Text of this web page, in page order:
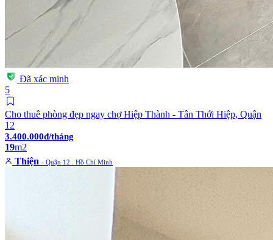
Đã xác minh
5
Cho thuê phòng đẹp ngay chợ Hiệp Thành - Tân Thới Hiệp, Quận
12
3.400.000đ/tháng
19m2
Thiện - Quận 12 . Hồ Chí Minh